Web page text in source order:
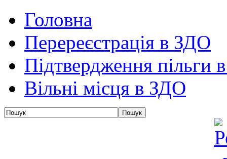
Головна
Перереєстрація в ЗДО
Підтвердження пільги
Вільні місця в ЗДО